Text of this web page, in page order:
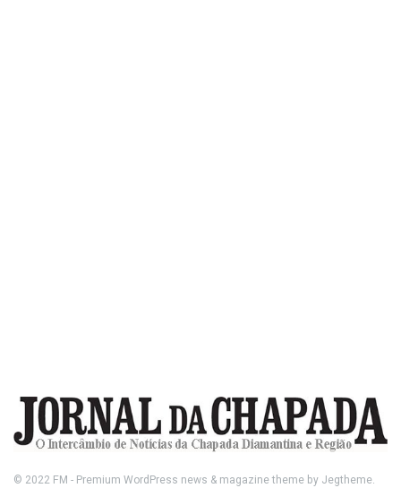
© 2022 FM - Premium WordPress news & magazine theme by Jegtheme.